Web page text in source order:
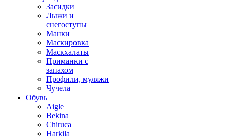
Засидки
Лыжи и
снегоступы
Манки
Маскировка
Маскхалаты
Приманки с
запахом
Профили, муляжи
Чучела
Обувь
Aigle
Bekina
Chiruсa
Harkila